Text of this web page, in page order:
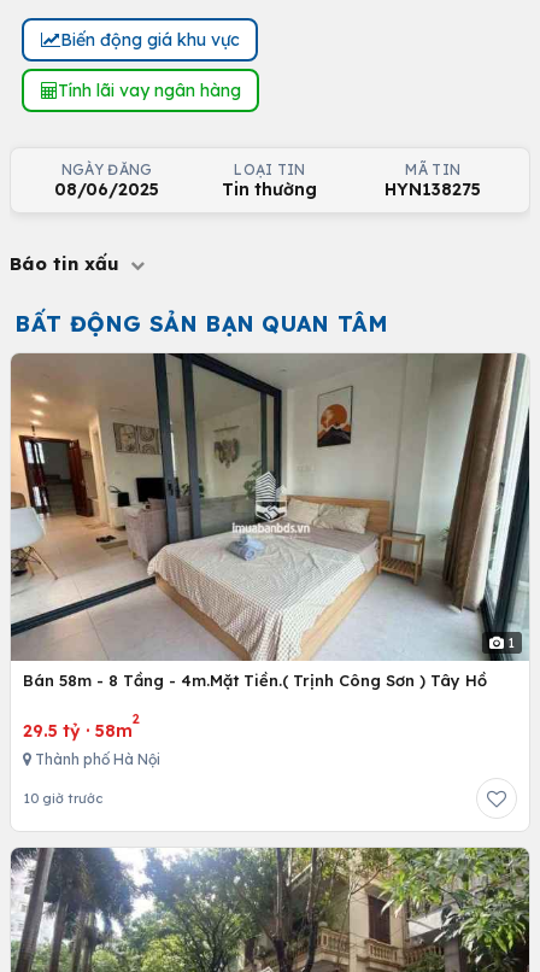
Biến động giá khu vực
Tính lãi vay ngân hàng
NGÀY ĐĂNG
08/06/2025
LOẠI TIN
Tin thường
MÃ TIN
HYN138275
Báo tin xấu
BẤT ĐỘNG SẢN BẠN QUAN TÂM
1
Bán 58m - 8 Tầng - 4m.Mặt Tiền.( Trịnh Công Sơn ) Tây Hồ
29.5 tỷ · 58m
2
Thành phố Hà Nội
10 giờ trước